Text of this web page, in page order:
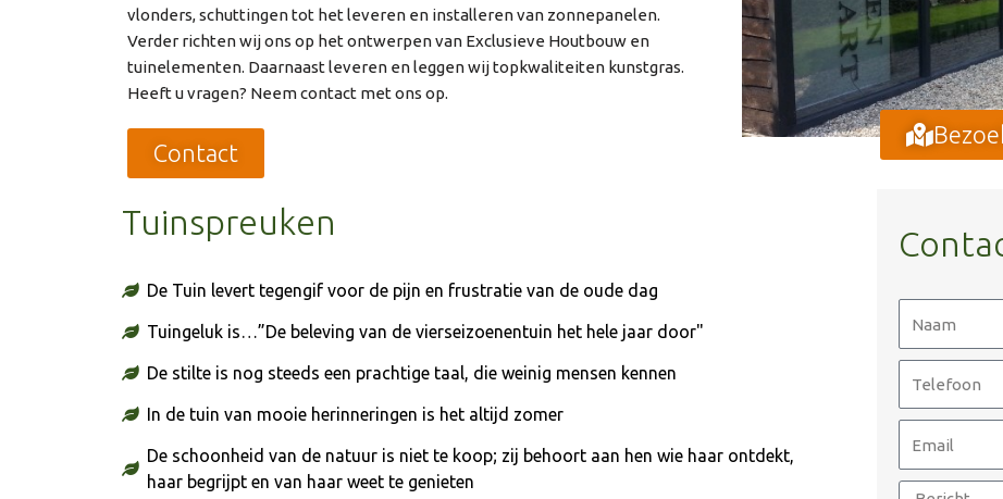
vlonders, schuttingen tot het leveren en installeren van zonnepanelen.
Verder richten wij ons op het ontwerpen van Exclusieve Houtbouw en
tuinelementen. Daarnaast leveren en leggen wij topkwaliteiten kunstgras.
Heeft u vragen? Neem contact met ons op.
Contact
Tuinspreuken
De Tuin levert tegengif voor de pijn en frustratie van de oude dag
Tuingeluk is…”De beleving van de vierseizoenentuin het hele jaar door"
De stilte is nog steeds een prachtige taal, die weinig mensen kennen
In de tuin van mooie herinneringen is het altijd zomer
De schoonheid van de natuur is niet te koop; zij behoort aan hen wie haar ontdekt,
haar begrijpt en van haar weet te genieten